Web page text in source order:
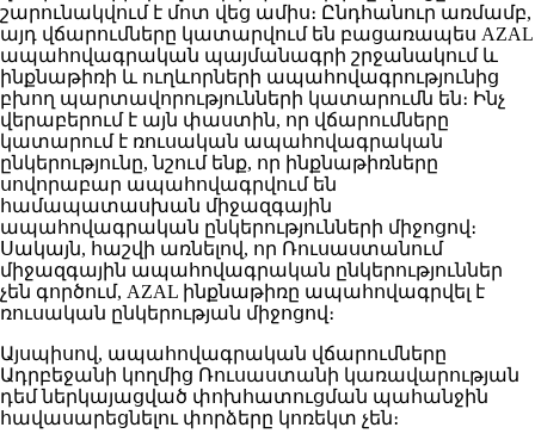
շարունակվում է մոտ վեց ամիս։ Ընդհանուր առմամբ,
այդ վճարումները կատարվում են բացառապես AZAL
ապահովագրական պայմանագրի շրջանակում և
ինքնաթիռի և ուղևորների ապահովագրությունից
բխող պարտավորությունների կատարումն են։ Ինչ
վերաբերում է այն փաստին, որ վճարումները
կատարում է ռուսական ապահովագրական
ընկերությունը, նշում ենք, որ ինքնաթիռները
սովորաբար ապահովագրվում են
համապատասխան միջազգային
ապահովագրական ընկերությունների միջոցով։
Սակայն, հաշվի առնելով, որ Ռուսաստանում
միջազգային ապահովագրական ընկերություններ
չեն գործում, AZAL ինքնաթիռը ապահովագրվել է
ռուսական ընկերության միջոցով։
Այսպիսով, ապահովագրական վճարումները
Ադրբեջանի կողմից Ռուսաստանի կառավարության
դեմ ներկայացված փոխհատուցման պահանջին
հավասարեցնելու փորձերը կոռեկտ չեն։